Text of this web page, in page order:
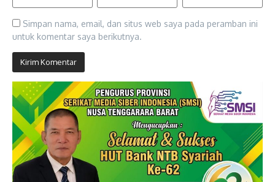
Simpan nama, email, dan situs web saya pada peramban ini
untuk komentar saya berikutnya.